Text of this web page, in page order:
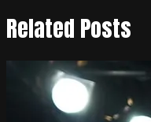
Related Posts